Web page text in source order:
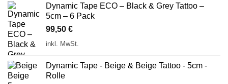
Dynamic Tape ECO – Black & Grey Tattoo –
5cm – 6 Pack
99,50 €
inkl. MwSt.
Dynamic Tape - Beige & Beige Tattoo - 5cm -
Rolle